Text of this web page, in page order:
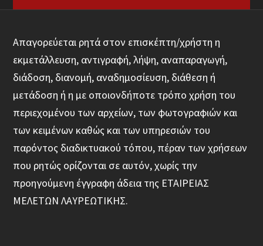
Απαγορεύεται ρητά στον επισκέπτη/χρήστη η
εκμετάλλευση, αντιγραφή, λήψη, αναπαραγωγή,
διάδοση, διανομή, αναδημοσίευση, διάθεση ή
μετάδοση ή η με οποιονδήποτε τρόπο χρήση του
περιεχομένου των αρχείων, των φωτογραφιών και
των κειμένων καθώς και των υπηρεσιών του
παρόντος διαδικτυακού τόπου, πέραν των χρήσεων
που ρητώς ορίζονται σε αυτόν, χωρίς την
προηγούμενη έγγραφη άδεια της ΕΤΑΙΡΕΙΑΣ
ΜΕΛΕΤΩΝ ΛΑΥΡΕΩΤΙΚΗΣ.